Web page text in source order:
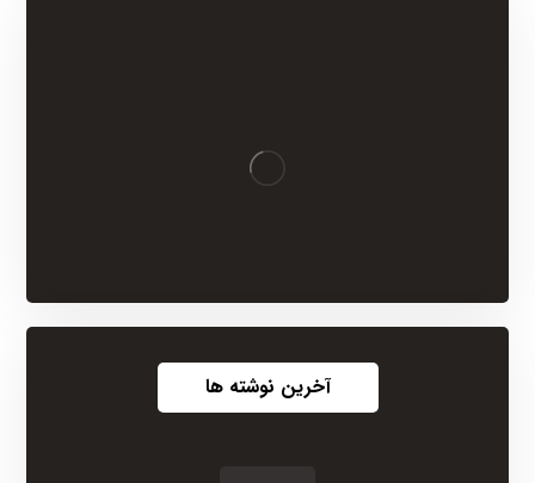
آخرین نوشته ها